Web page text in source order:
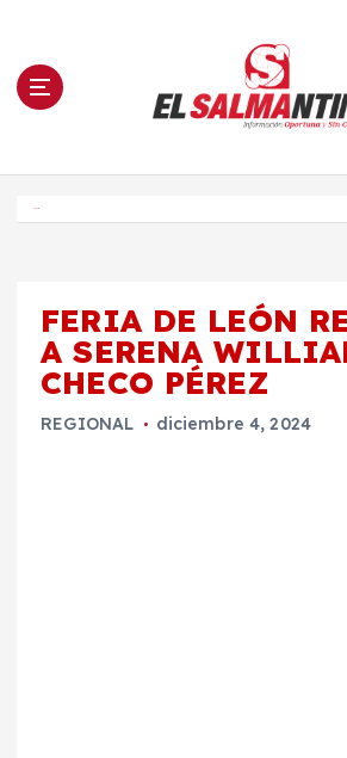
n El Salmantino -
FERIA DE LEÓN
A SERENA
CHECO PÉREZ
REGIONAL diciembre 4, 2024